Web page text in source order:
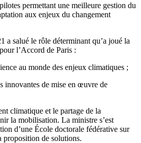
permettant une meilleure gestion du
aux enjeux du changement
a salué le rôle déterminant qu’a joué la
l’Accord de Paris :
au monde des enjeux climatiques ;
innovantes de mise en œuvre de
climatique et le partage de la
la mobilisation. La ministre s’est
d’une École doctorale fédérative sur
proposition de solutions.